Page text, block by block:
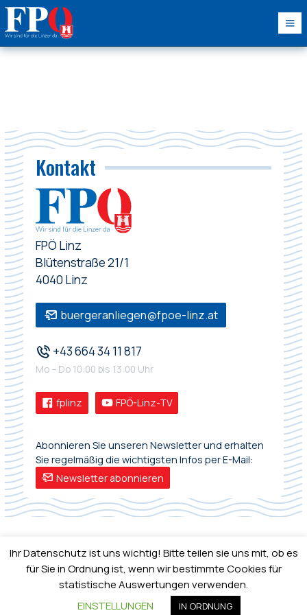
Kontakt
FPÖ Linz
Blütenstraße 21/1
4040 Linz
buergeranliegen@fpoe-linz.at
+43 664 34 11 817
Mo – Do 10:00 bis 13:00 Uhr
fplinz FPÖ-Linz-TV
Abonnieren Sie unseren Newsletter und erhalten
Sie regelmäßig die wichtigsten Infos per E-Mail:
Newsletter abonnieren
Ihr Datenschutz ist uns wichtig! Bitte teilen sie uns mit, ob es
für Sie in Ordnung ist, wenn wir bestimmte Cookies für
statistische Auswertungen verwenden.
EINSTELLUNGEN
IN ORDNUNG